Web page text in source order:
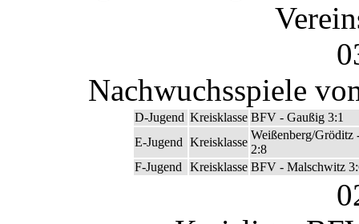
Nachwuchsspiele
D-Jugend Kreisklasse BFV - Gaußig 3:1
E-Jugend Kreisklasse
Weißenberg/
2:8
F-Jugend
Kreisklasse BFV - Malschwitz